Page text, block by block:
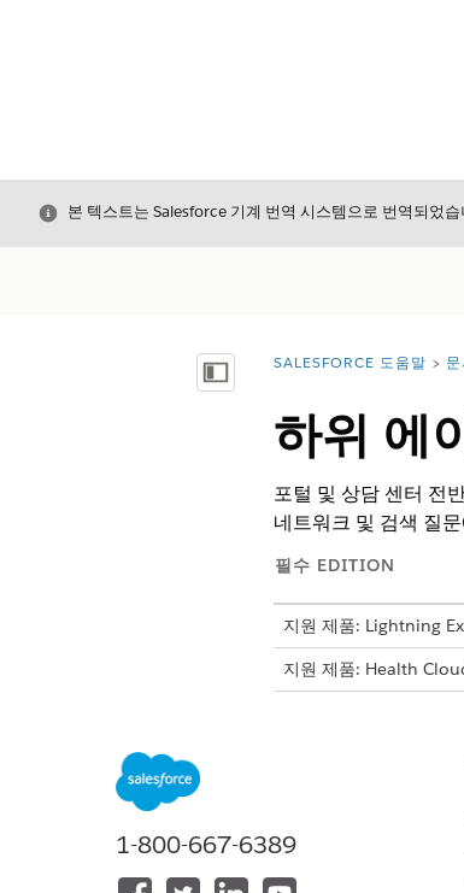
닫기본 텍스트는 Salesforce 기계 번역 시스템으로 번역되었
목차 표시 위치:
SALESFORCE 도움말
하위 에
포털 및 상담 센터 전
네트워크 및 검색 질
필수 EDITION
지원 제품: Lightning
지원 제품: Health
포함된 에이전트 작업
1-800-667-6389